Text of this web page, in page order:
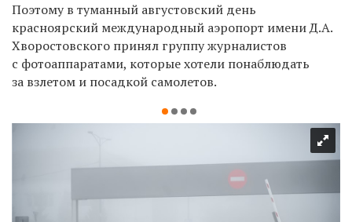
Поэтому в туманный августовский день
красноярский международный аэропорт имени Д.А.
Хворостовского принял группу журналистов
с фотоаппаратами, которые хотели понаблюдать
за взлетом и посадкой самолетов.